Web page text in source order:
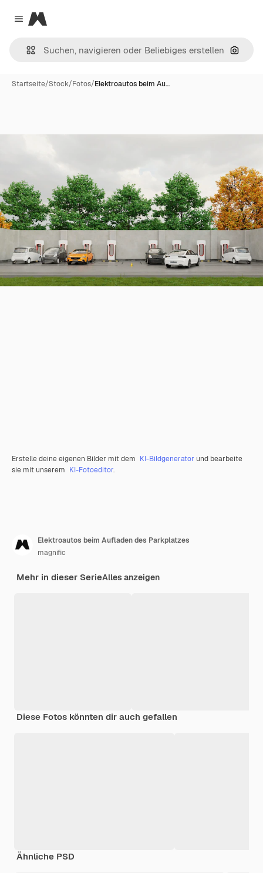
Close menu
Magnific
Nach
Startseite/Stock/Fotos/Elektroautos beim Au…
Erstelle deine eigenen Bilder mit dem KI-Bildgenerator und bearbeite
sie mit unserem KI-Fotoeditor.
Elektroautos beim Aufladen des Parkplatzes
magnific
Mehr in dieser SerieAlles anzeigen
Diese Fotos könnten dir auch gefallen
Ähnliche PSD